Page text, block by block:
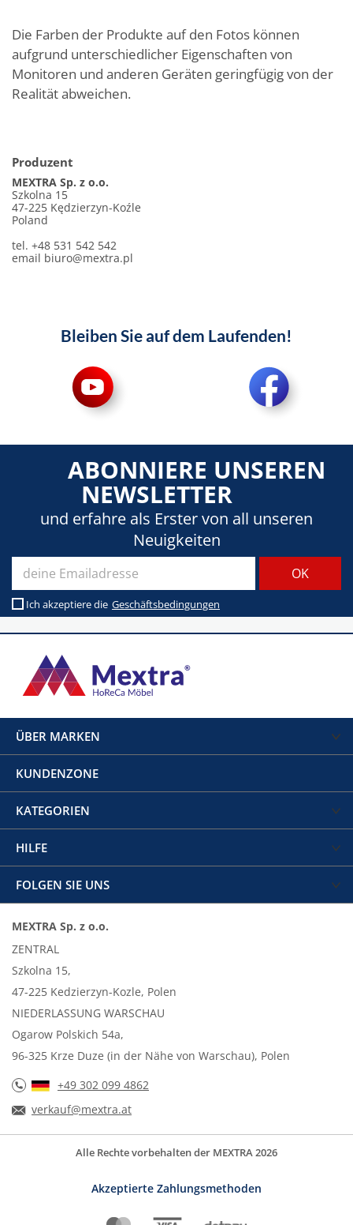
Die Farben der Produkte auf den Fotos können
aufgrund unterschiedlicher Eigenschaften von
Monitoren und anderen Geräten geringfügig von der
Realität abweichen.
Produzent
MEXTRA Sp. z o.o.
Szkolna 15
47-225 Kędzierzyn-Koźle
Poland
tel. +48 531 542 542
email biuro@mextra.pl
Bleiben Sie auf dem Laufenden!
ABONNIERE UNSEREN
NEWSLETTER
und erfahre als Erster von all unseren
Neuigkeiten
Ich akzeptiere die Geschäftsbedingungen
ÜBER MARKEN
KUNDENZONE
KATEGORIEN
HILFE
FOLGEN SIE UNS
MEXTRA Sp. z o.o.
ZENTRAL
Szkolna 15,
47-225 Kedzierzyn-Kozle, Polen
NIEDERLASSUNG WARSCHAU
Ogarow Polskich 54a,
96-325 Krze Duze (in der Nähe von Warschau), Polen
+49 302 099 4862
verkauf@mextra.at
Alle Rechte vorbehalten der MEXTRA 2026
Akzeptierte Zahlungsmethoden